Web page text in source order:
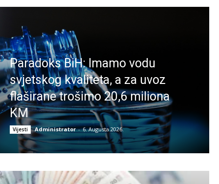
Paradoks BiH: Imamo vodu
svjetskog kvaliteta, a za uvoz
flaširane trošimo 20,6 miliona
KM
Vijesti Administrator - 6. Augusta 2026.